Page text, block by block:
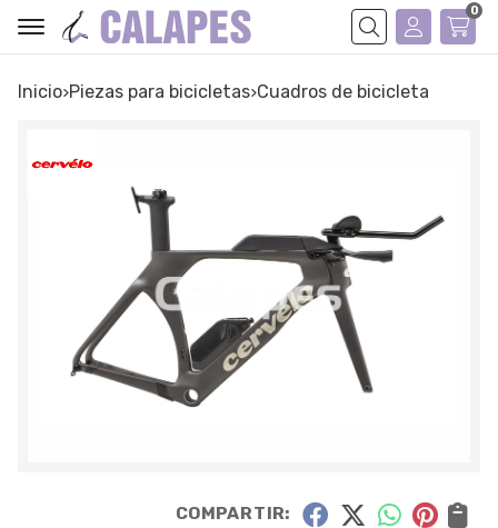
Buscar
0
Inicio piezas para bicicletas cuadros de bicicleta
COMPARTIR: